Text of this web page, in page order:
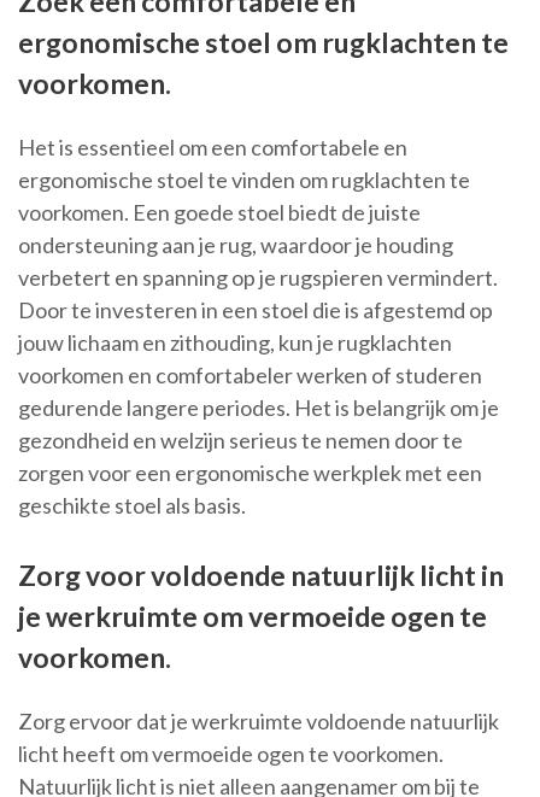
ergonomische stoel om rugklachten te
voorkomen.
Het is essentieel om een comfortabele en
ergonomische stoel te vinden om rugklachten te
voorkomen. Een goede stoel biedt de juiste
ondersteuning aan je rug, waardoor je houding
verbetert en spanning op je rugspieren vermindert.
Door te investeren in een stoel die is afgestemd op
jouw lichaam en zithouding, kun je rugklachten
voorkomen en comfortabeler werken of studeren
gedurende langere periodes. Het is belangrijk om je
gezondheid en welzijn serieus te nemen door te
zorgen voor een ergonomische werkplek met een
geschikte stoel als basis.
Zorg voor voldoende natuurlijk licht in
je werkruimte om vermoeide ogen te
voorkomen.
Zorg ervoor dat je werkruimte voldoende natuurlijk
licht heeft om vermoeide ogen te voorkomen.
Natuurlijk licht is niet alleen aangenamer om bij te